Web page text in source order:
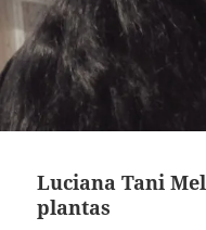
Luciana Tani
plantas